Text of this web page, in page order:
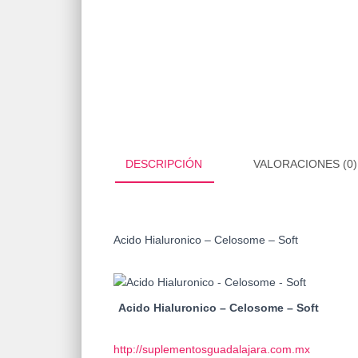
DESCRIPCIÓN VALORACIONES (0)
Acido Hialuronico – Celosome – Soft
Acido Hialuronico – Celosome – Soft
http://suplementosguadalajara.com.mx